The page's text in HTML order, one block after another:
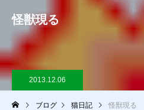
怪獣現る
2013.12.06
ブログ 猫日記 怪獣現る